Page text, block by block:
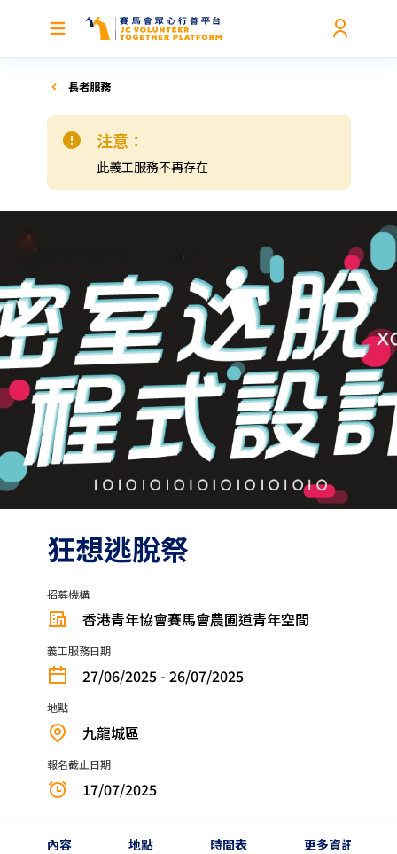
長者服務
注意：
此義工服務不再存在
狂想逃脫祭
招募機構
香港青年協會賽馬會農圃道青年空間
義工服務日期
27/06/2025 - 26/07/2025
地點
九龍城區
報名截止日期
17/07/2025
內容 地點 時間表 更多資訊